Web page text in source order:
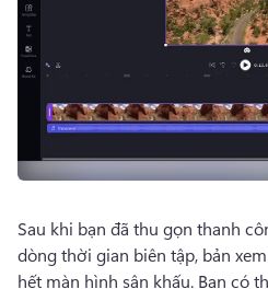
Sau khi bạn đã thu gọn thanh
dòng thời gian biên tập, bản
hết màn hình sân khấu. Bạn có